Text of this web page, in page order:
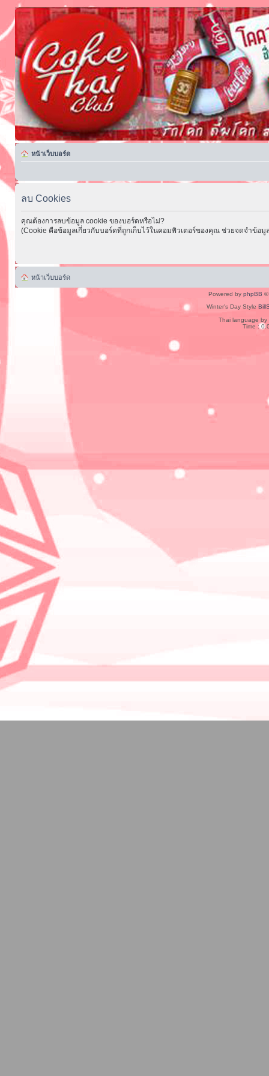
หน้าเว็บบอร์ด
ลบ Cookies
คุณต้องการลบข้อมูล cookie ของบอร์ดหรือไม่?
(Cookie คือข้อมูลเกี่ยวกับบอร์ดที่ถูกเก็บไว้ในคอมพิวเตอร์ของคุณ ช่วยจดจำข้อมู
หน้าเว็บบอร์ด
Powered by phpBB ©
Winter's Day Style
Thai language by
Time :